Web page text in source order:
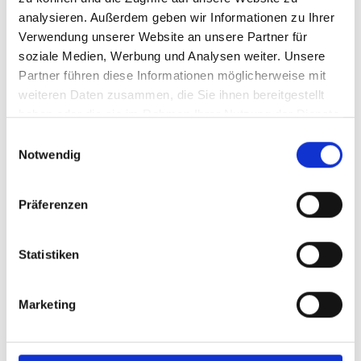
analysieren. Außerdem geben wir Informationen zu Ihrer
Verwendung unserer Website an unsere Partner für
soziale Medien, Werbung und Analysen weiter. Unsere
Partner führen diese Informationen möglicherweise mit
weiteren Daten zusammen, die Sie ihnen bereitgestellt
haben oder die sie im Rahmen Ihrer Nutzung der Dienste
Notwendig
Präferenzen
Statistiken
Marketing